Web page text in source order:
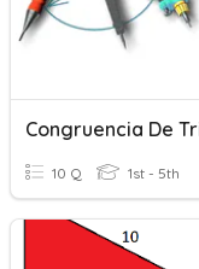
10 Q 1st - 5th